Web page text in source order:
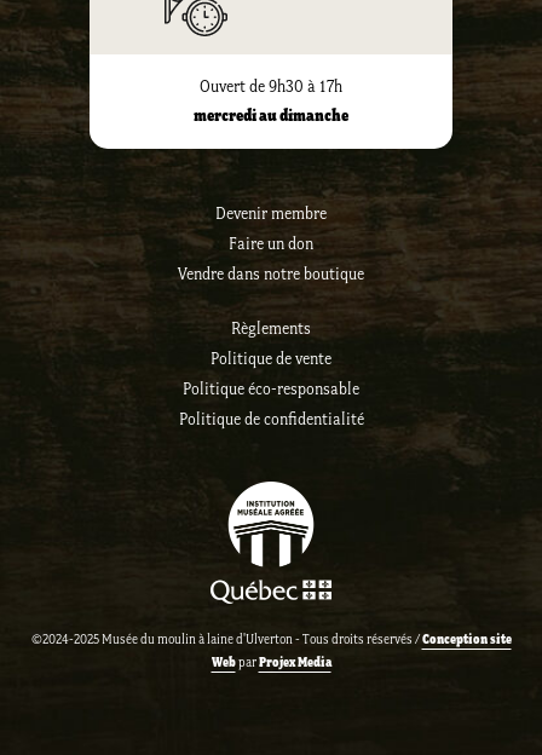
Ouvert de 9h30 à 17h
mercredi au dimanche
Devenir membre
Faire un don
Vendre dans notre boutique
Règlements
Politique de vente
Politique éco-responsable
Politique de confidentialité
©2024-2025 Musée du moulin à laine d'Ulverton - Tous droits réservés /Conception site
WebparProjex Media